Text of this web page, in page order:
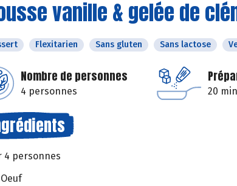
vanille & gelée de
Flexitarien Sans gluten Sans lactose
Nombre de personnes
4 personnes 20 min
4 personnes